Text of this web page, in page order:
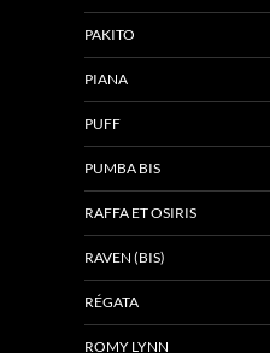
PAKITO
PIANA
PUFF
PUMBA BIS
RAFFA ET OSIRIS
RAVEN (BIS)
RÉGATA
ROMY LYNN